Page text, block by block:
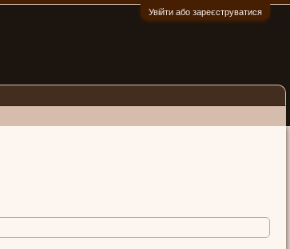
Увійти або зареєструватися